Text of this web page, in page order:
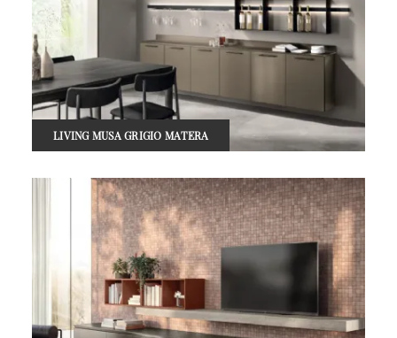
LIVING MUSA GRIGIO MATERA